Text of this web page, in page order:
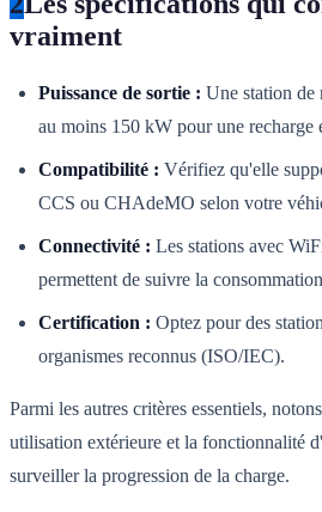
vraiment
Puissance de sortie : Une station de
au moins 150 kW pour une recharge
Compatibilité : Vérifiez qu'elle
CCS ou CHAdeMO selon votre
Connectivité : Les stations avec
permettent de suivre la
Certification : Optez pour des
organismes reconnus (ISO/IEC).
Parmi les autres critères essentiels,
utilisation extérieure et la fonctionnalité
surveiller la progression de la charge.